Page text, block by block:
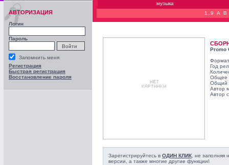
АВТОРИЗАЦИЯ
Логин
Пароль
Запомнить меня
Регистрация
Быстрая регистрация
Восстановление пароля
музыка
1..9
A B
Promo
Год
Общее
Общий
Автор
Автор
Зарегистрируйтесь в ОДИН КЛИК , не
версии, а также многие другие функции!